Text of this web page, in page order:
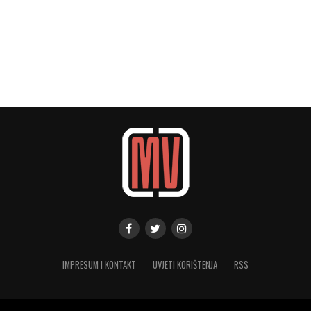
IMPRESUM I KONTAKT UVJETI KORIŠTENJA RSS